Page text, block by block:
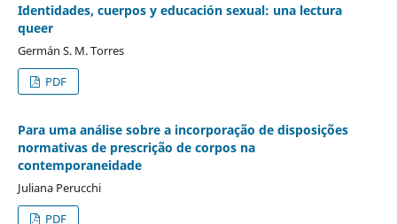
Identidades, cuerpos y educación sexual: una lectura
queer
Germán S. M. Torres
PDF
Para uma análise sobre a incorporação de disposições
normativas de prescrição de corpos na
contemporaneidade
Juliana Perucchi
PDF